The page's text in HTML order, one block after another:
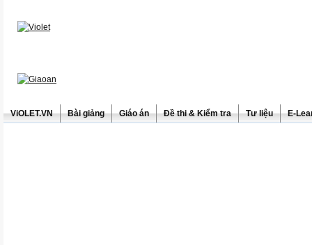
ViOLET.VN Bài giảng Giáo án Đề thi & Kiểm tra Tư liệu E-